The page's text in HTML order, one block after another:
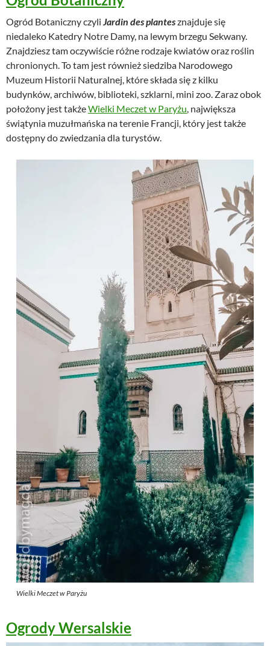
Ogród Botaniczny czyli Jardin des plantesznajduje się
niedaleko Katedry Notre Damy, na lewym brzegu Sekwany.
Znajdziesz tam oczywiście różne rodzaje kwiatów oraz roślin
chronionych. To tam jest również siedziba Narodowego
Muzeum Historii Naturalnej, które składa się z kilku
budynków, archiwów, biblioteki, szklarni, mini zoo. Zaraz obok
położony jest takżeWielki Meczet w Paryżu , największa
świątynia muzułmańska na terenie Francji, który jest także
dostępny do zwiedzania dla turystów.
Wielki Meczet w Paryżu
Ogrody Wersalskie